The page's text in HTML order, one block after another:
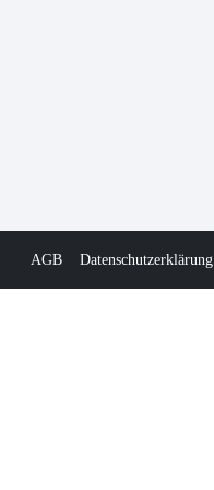
AGB Datenschutzerklärung